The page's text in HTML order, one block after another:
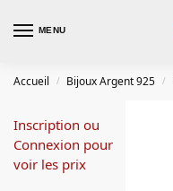
MENU
Accueil / Bijoux Argent 925 /
Inscription ou
Connexion pour
voir les prix